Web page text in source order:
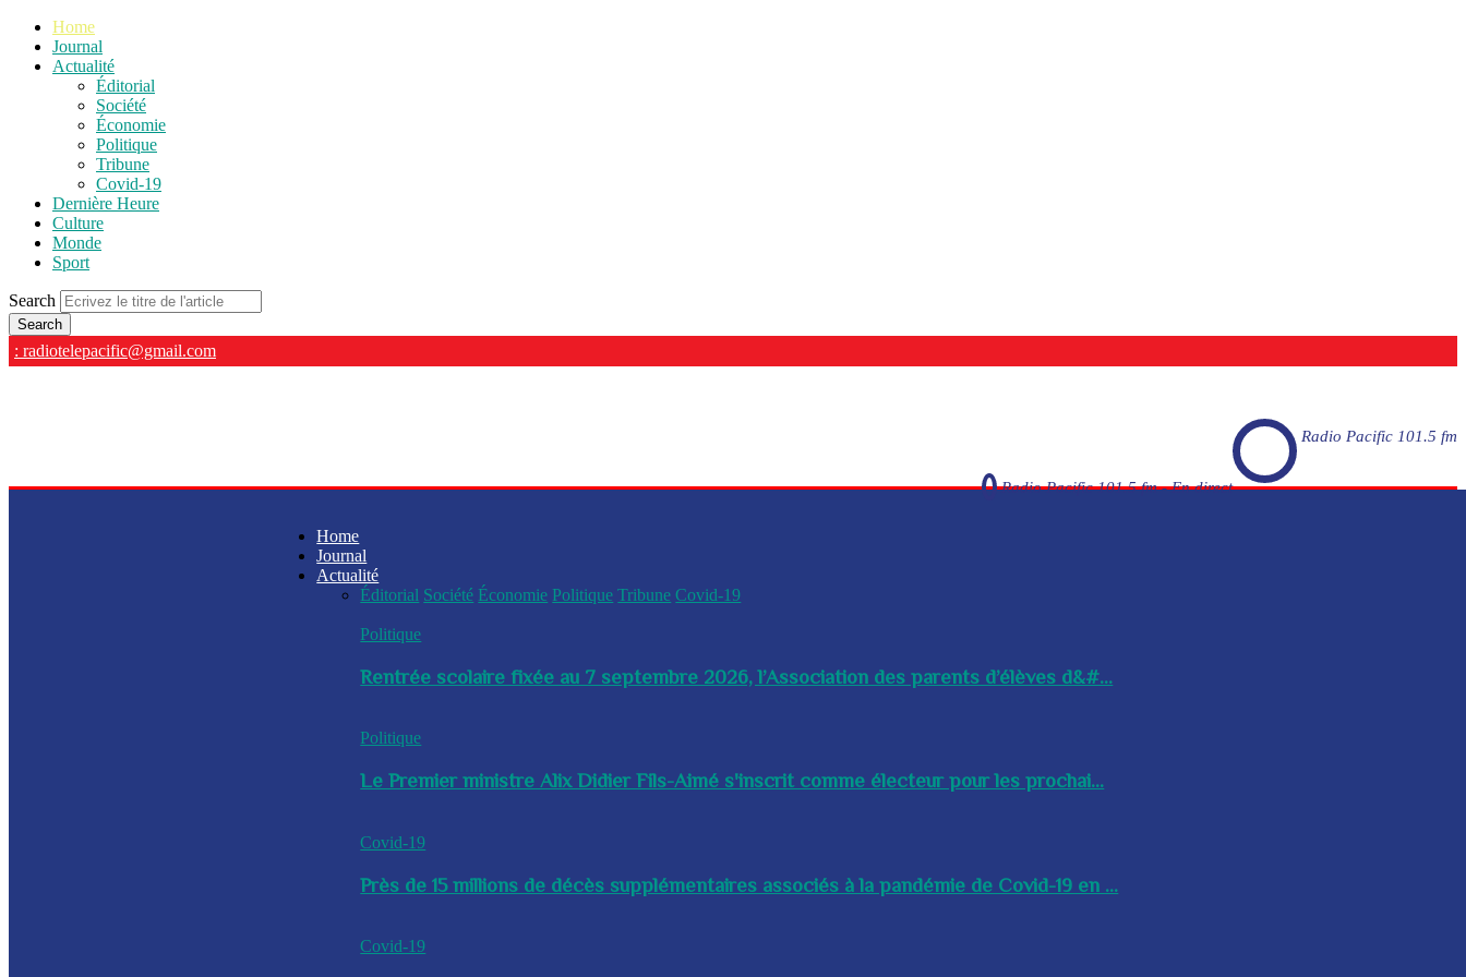
Home
Journal
Actualité
Éditorial
Société
Économie
Politique
Tribune
Covid-19
Dernière Heure
Culture
Monde
Sport
Search
: radiotelepacific@gmail.com
Radio Pacific 101.5 fm
Radio Pacific 101.5 fm - En direct
Home
Journal
Actualité
Éditorial Société Économie Politique Tribune Covid-19
Politique
Rentrée scolaire fixée au 7 septembre 2026, l’Association des parents d’élèves d&#...
Politique
Le Premier ministre Alix Didier Fils-Aimé s'inscrit comme électeur pour les prochai...
Covid-19
Près de 15 millions de décès supplémentaires associés à la pandémie de Covid-19 en ...
Covid-19